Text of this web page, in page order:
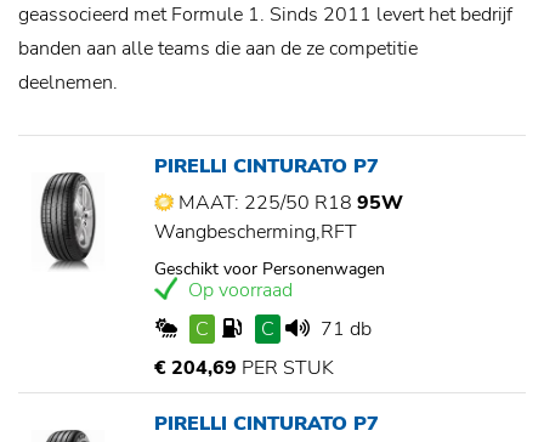
geassocieerd met Formule 1. Sinds 2011 levert het bedrijf
banden aan alle teams die aan de ze competitie
deelnemen.
PIRELLI CINTURATO P7
MAAT: 225/50 R18 95W
Wangbescherming,RFT
Geschikt voor Personenwagen
Op voorraad
C
C
71 db
€ 204,69 PER STUK
PIRELLI CINTURATO P7